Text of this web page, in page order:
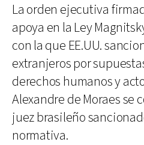
La orden ejecutiva
apoya en la Ley
con la que EE.UU.
extranjeros por
derechos humanos y
Alexandre de Moraes se
juez brasileño
normativa.